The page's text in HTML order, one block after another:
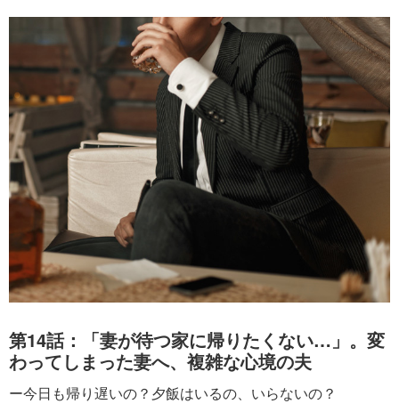
第14話：「妻が待つ家に帰りたくない…」。変
わってしまった妻へ、複雑な心境の夫
ー今日も帰り遅いの？夕飯はいるの、いらないの？